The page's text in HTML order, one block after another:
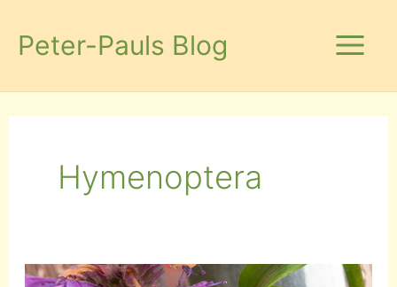
InhaltPeter-Pauls Blog
Hymenoptera